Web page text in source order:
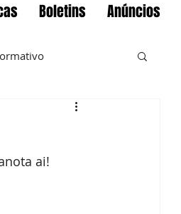
Boletins Anúncios
ai!